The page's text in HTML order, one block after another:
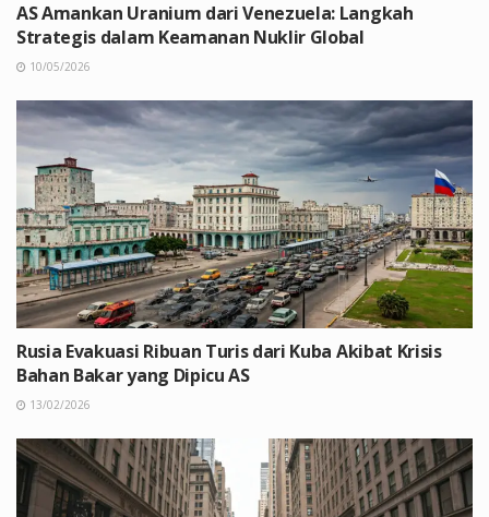
AS Amankan Uranium dari Venezuela: Langkah
Strategis dalam Keamanan Nuklir Global
10/05/2026
Rusia Evakuasi Ribuan Turis dari Kuba Akibat Krisis
Bahan Bakar yang Dipicu AS
13/02/2026